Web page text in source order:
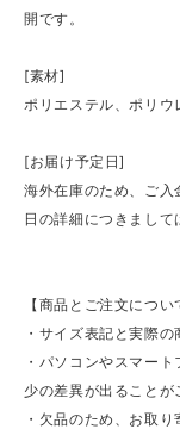
開です。
[素材]
ポリエステル、ポリウ
[お届け予定日]
海外在庫のため、ご
日の詳細につきまして
【商品とご注文につい
・サイズ表記と実際
・パソコンやスマー
少の差異が出ることが
・欠品のため、お取